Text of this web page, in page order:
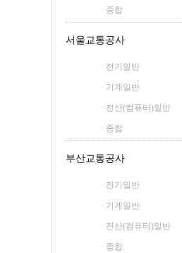
· 종합
서울교통공사
· 전기일반
· 기계일반
· 전산(컴퓨터)일반
· 종합
부산교통공사
· 전기일반
· 기계일반
· 전산(컴퓨터)일반
· 종합